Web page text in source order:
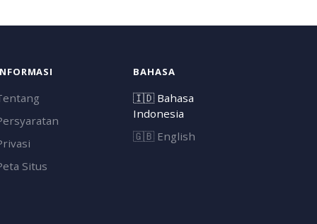
Situs
BAHASA
🇮🇩Bahasa
Indonesia
🇬🇧 English